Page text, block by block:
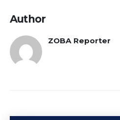
Author
ZOBA Reporter